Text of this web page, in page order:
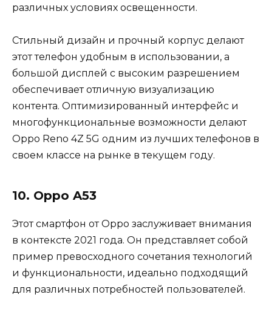
различных условиях освещенности.
Стильный дизайн и прочный корпус делают
этот телефон удобным в использовании, а
большой дисплей с высоким разрешением
обеспечивает отличную визуализацию
контента. Оптимизированный интерфейс и
многофункциональные возможности делают
Oppo Reno 4Z 5G одним из лучших телефонов в
своем классе на рынке в текущем году.
10. Oppo A53
Этот смартфон от Oppo заслуживает внимания
в контексте 2021 года. Он представляет собой
пример превосходного сочетания технологий
и функциональности, идеально подходящий
для различных потребностей пользователей.